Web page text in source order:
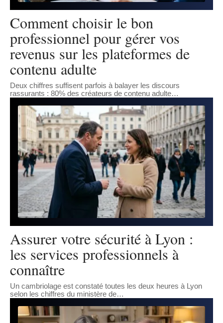
Comment choisir le bon
professionnel pour gérer vos
revenus sur les plateformes de
contenu adulte
Deux chiffres suffisent parfois à balayer les discours
rassurants : 80% des créateurs de contenu adulte…
Assurer votre sécurité à Lyon :
les services professionnels à
connaître
Un cambriolage est constaté toutes les deux heures à Lyon
selon les chiffres du ministère de…